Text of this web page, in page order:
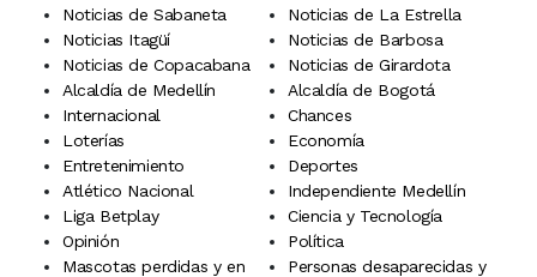
Noticias de Sabaneta
Noticias de La Estrella
Noticias Itagüí
Noticias de Barbosa
Noticias de Copacabana
Noticias de Girardota
Alcaldía de Medellín
Alcaldía de Bogotá
Internacional
Chances
Loterías
Economía
Entretenimiento
Deportes
Atlético Nacional
Independiente Medellín
Liga Betplay
Ciencia y Tecnología
Opinión
Política
Mascotas perdidas y en
Personas desaparecidas y